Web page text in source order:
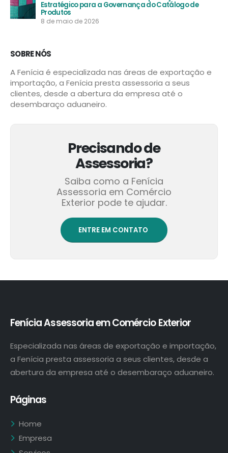
Evolução do Portal Único e novas medidas de
Estratégico para a Governança do Catálogo de
Produtos
8 de maio de 2026
importação, a Fenícia presta assessoria a seus
clientes, desde a abertura da empresa até o
desembaraço aduaneiro.
Precisando de
Assessoria?
Saiba como a Fenícia
Assessoria em Comércio
a Fenícia presta assessoria a seus clientes, desde a
abertura da empresa até o desembaraço aduaneiro.